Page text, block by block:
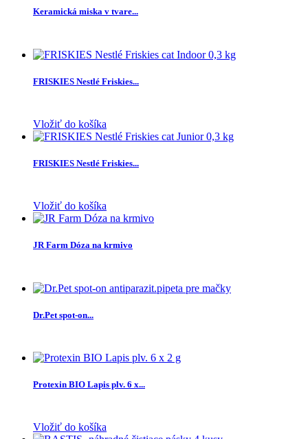
Keramická miska v tvare...
FRISKIES Nestlé Friskies...
Vložiť do košíka
FRISKIES Nestlé Friskies...
Vložiť do košíka
JR Farm Dóza na krmivo
Dr.Pet spot-on...
Protexin BIO Lapis plv. 6 x...
Vložiť do košíka